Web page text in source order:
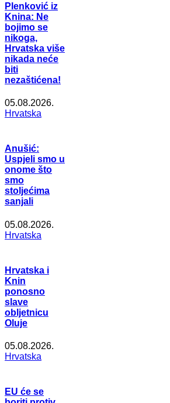
Plenković iz
Knina: Ne
bojimo se
nikoga,
Hrvatska više
nikada neće
biti
nezaštićena!
05.08.2026.
Hrvatska
Anušić:
Uspjeli smo u
onome što
smo
stoljećima
sanjali
05.08.2026.
Hrvatska
Hrvatska i
Knin
ponosno
slave
obljetnicu
Oluje
05.08.2026.
Hrvatska
EU će se